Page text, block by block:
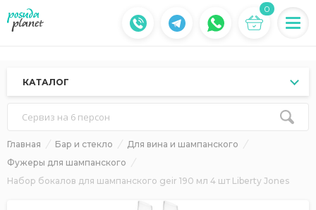
0
КАТАЛОГ
Сервиз на 6 персон
Главная Бар и стекло
Для вина и шампанского
Фужеры для шампанского
Набор бокалов для шампанского geir 190 мл 4 шт Liberty Jones